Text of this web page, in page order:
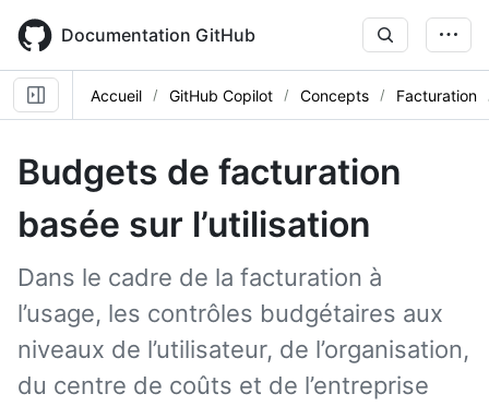
main
content
Documentation GitHub
Accueil GitHub Copilot Concepts Facturation
Budgets de facturation
basée sur l’utilisation
Dans le cadre de la facturation à
l’usage, les contrôles budgétaires aux
niveaux de l’utilisateur, de l’organisation,
du centre de coûts et de l’entreprise